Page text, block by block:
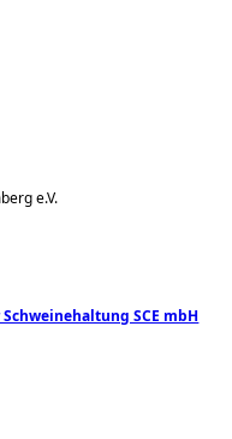
e.V.
SCE mbH